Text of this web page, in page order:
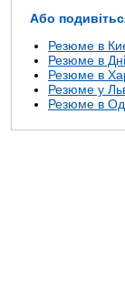
Або
Резюме в
Резюме в
Резюме в
Резюме у
Резюме в